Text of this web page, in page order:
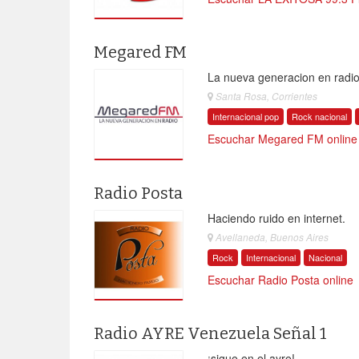
Megared FM
La nueva generacion en radio
Santa Rosa, Corrientes
Internacional pop Rock nacional
Escuchar Megared FM online
Radio Posta
Haciendo ruido en internet.
Avellaneda, Buenos Aires
Rock Internacional Nacional
Escuchar Radio Posta online
Radio AYRE Venezuela Señal 1